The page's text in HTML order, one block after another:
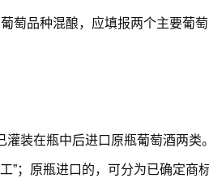
品种混酿，应填报两个主要葡萄
装在瓶中后进口原瓶葡萄酒两
；原瓶进口的，可分为已确定商